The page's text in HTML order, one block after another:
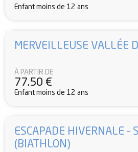
Enfant moins de 12 ans
MERVEILLEUSE VALLÉE
À PARTIR DE
77.50 €
Enfant moins de 12 ans
ESCAPADE HIVERNALE –
(BIATHLON)